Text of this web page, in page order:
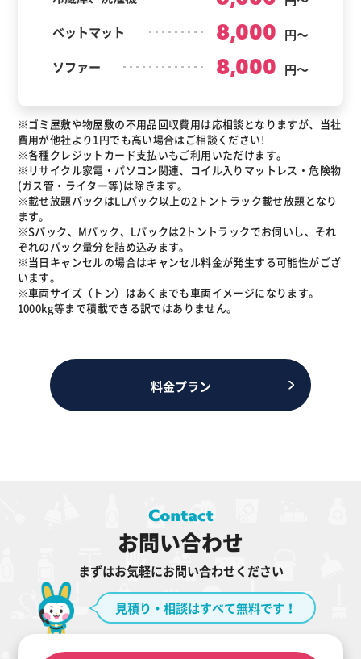
ベットマット
8,000 円～
ソファー
8,000 円～
※ゴミ屋敷や物屋敷の不用品回収費用は応相談となりますが、当社
費用が他社より1円でも高い場合はご相談ください!
※各種クレジットカード支払いもご利用いただけます。
※リサイクル家電・パソコン関連、コイル入りマットレス・危険物
(ガス管・ライター等)は除きます。
※載せ放題パックはLLパック以上の2トントラック載せ放題となり
ます。
※Sパック、Mパック、Lパックは2トントラックでお伺いし、それ
ぞれのパック量分を詰め込みます。
※当日キャンセルの場合はキャンセル料金が発生する可能性がござ
います。
※車両サイズ（トン）はあくまでも車両イメージになります。
1000kg等まで積載できる訳ではありません。
料金プラン
お問い合わせ
まずはお気軽にお問い合わせください
見積り・相談はすべて無料です！